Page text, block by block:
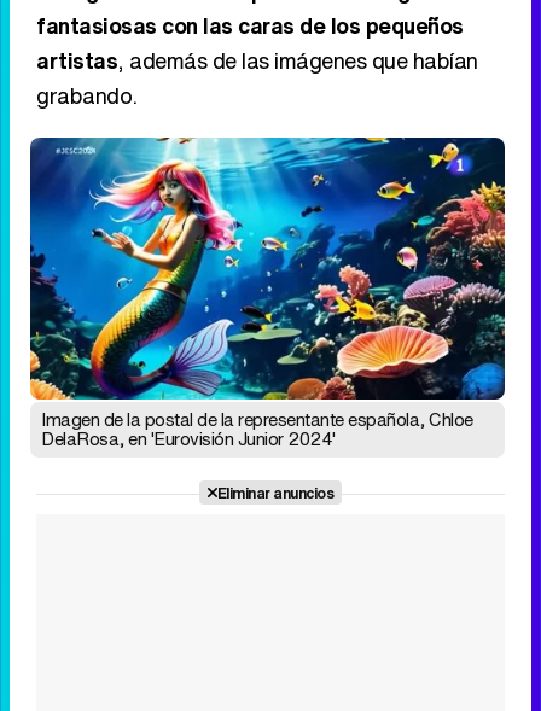
Tráiler de la tercera temporada de 'The Walking Dead: Dead City' de AMC+
Canción ganadora de Eurovisión 2026: DARA con "Bangaranga" por Bulgaria
fantasiosas con las caras de los pequeños
artistas, además de las imágenes que habían
grabando.
Imagen de la postal de la representante española, Chloe
DelaRosa, en 'Eurovisión Junior 2024'
Eliminar anuncios